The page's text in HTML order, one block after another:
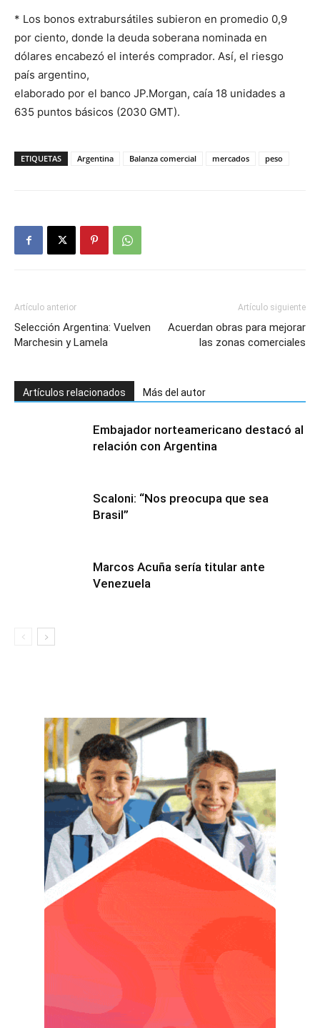
* Los bonos extrabursátiles subieron en promedio 0,9
por ciento, donde la deuda soberana nominada en
dólares encabezó el interés comprador. Así, el riesgo
país argentino,
elaborado por el banco JP.Morgan, caía 18 unidades a
635 puntos básicos (2030 GMT).
ETIQUETAS Argentina Balanza comercial mercados peso
Artículo anterior
Selección Argentina: Vuelven
Marchesin y Lamela
Artículo siguiente
Acuerdan obras para mejorar
las zonas comerciales
Artículos relacionados Más del autor
Embajador norteamericano destacó al
relación con Argentina
Scaloni: “Nos preocupa que sea
Brasil”
Marcos Acuña sería titular ante
Venezuela